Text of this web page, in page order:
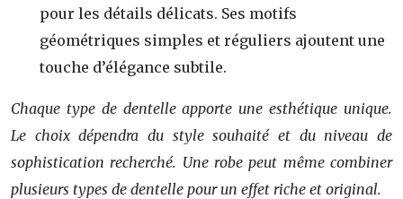
pour les détails délicats. Ses motifs
géométriques simples et réguliers ajoutent une
touche d’élégance subtile.
Chaque type de dentelle apporte une esthétique unique.
Le choix dépendra du style souhaité et du niveau de
sophistication recherché. Une robe peut même combiner
plusieurs types de dentelle pour un effet riche et original.